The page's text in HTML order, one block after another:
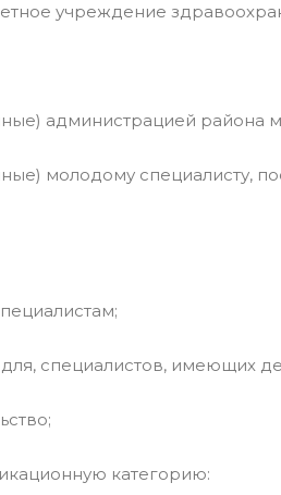
учреждение
администрацией района
молодому специалисту,
специалистов, имеющих
категорию: